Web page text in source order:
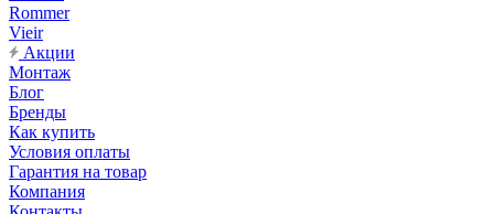
Rommer
Vieir
Акции
Монтаж
Блог
Бренды
Как купить
Условия оплаты
Гарантия на товар
Компания